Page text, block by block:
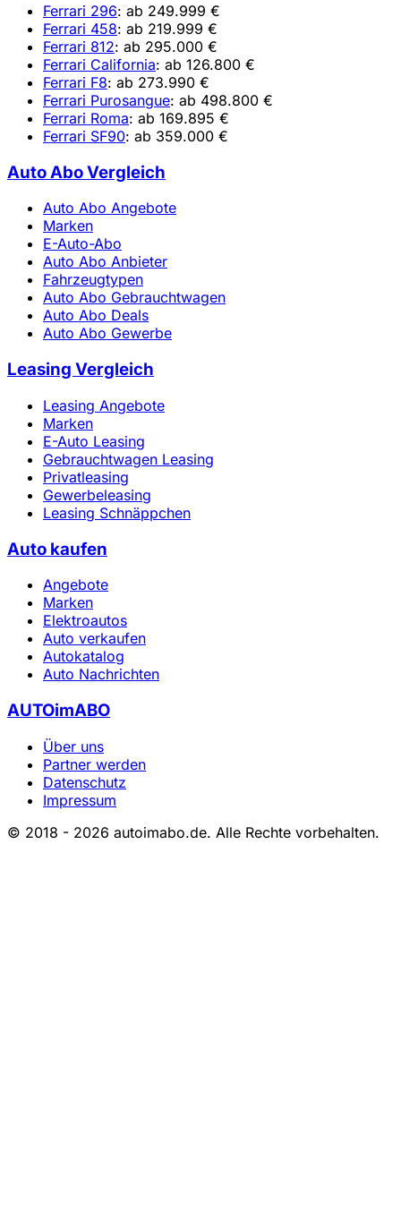
Ferrari 296: ab 249.999 €
Ferrari 458: ab 219.999 €
Ferrari 812: ab 295.000 €
Ferrari California: ab 126.800 €
Ferrari F8: ab 273.990 €
Ferrari Purosangue: ab 498.800 €
Ferrari Roma: ab 169.895 €
Ferrari SF90: ab 359.000 €
Auto Abo Vergleich
Auto Abo Angebote
Marken
E-Auto-Abo
Auto Abo Anbieter
Fahrzeugtypen
Auto Abo Gebrauchtwagen
Auto Abo Deals
Auto Abo Gewerbe
Leasing Vergleich
Leasing Angebote
Marken
E-Auto Leasing
Gebrauchtwagen Leasing
Privatleasing
Gewerbeleasing
Leasing Schnäppchen
Auto kaufen
Angebote
Marken
Elektroautos
Auto verkaufen
Autokatalog
Auto Nachrichten
AUTOimABO
Über uns
Partner werden
Datenschutz
Impressum
© 2018 - 2026 autoimabo.de. Alle Rechte vorbehalten.